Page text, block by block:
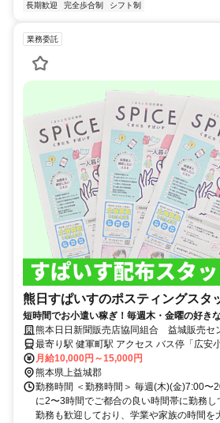
長期歓迎
完全歩合制 シフト制
業務委託
熊日すぱいすのポスティングスタ
短時間でお小遣い稼ぎ！毎週⽊・⾦曜の好き
家事との両立やWワークも歓迎
熊本日日新聞販売店協同組合 益城販売セ
最寄り駅 健軍町駅 アクセス バス停「広安小学校入口」下車、徒歩3
分
月給10,000円～15,000円
熊本県上益城郡
勤務時間 ＜勤務時間＞ 毎週(木)(金)7:00〜
に2〜3時間でご都合の良い時間帯に勤務
勤務も歓迎しており、学業や家族の時間を